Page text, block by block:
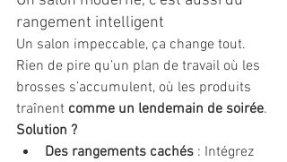
rangement intelligent
Un salon impeccable, ça change tout.
Rien de pire qu’un plan de travail où les
brosses s’accumulent, où les produits
traînent comme un lendemain de soirée.
Solution ?
Des rangements cachés : Intégrez